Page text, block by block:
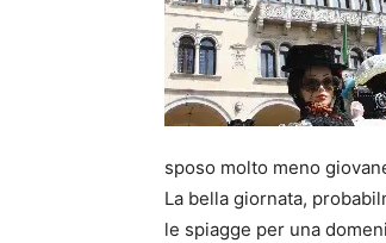
sposo molto meno
La bella giornata,
le spiagge per una